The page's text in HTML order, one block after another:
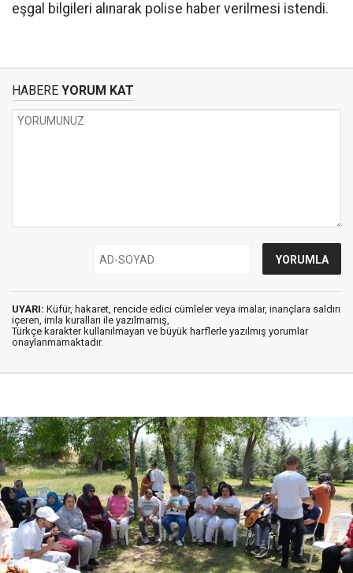
eşgal bilgileri alınarak polise haber verilmesi istendi.
HABERE YORUM KAT
UYARI: Küfür, hakaret, rencide edici cümleler veya imalar, inançlara saldırı
içeren, imla kuralları ile yazılmamış,
Türkçe karakter kullanılmayan ve büyük harflerle yazılmış yorumlar
onaylanmamaktadır.